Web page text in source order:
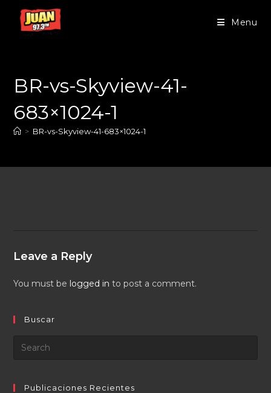
Menu
BR-vs-Skyview-41-
683×1024-1
> BR-vs-Skyview-41-683×1024-1
Leave a Reply
You must be logged in to post a comment.
Buscar
Publicaciones Recientes